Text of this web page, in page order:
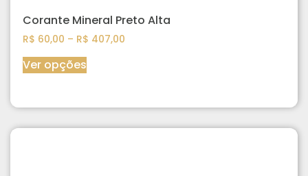
Corante Mineral Preto Alta
R$ 60,00 – R$ 407,00
Ver opções